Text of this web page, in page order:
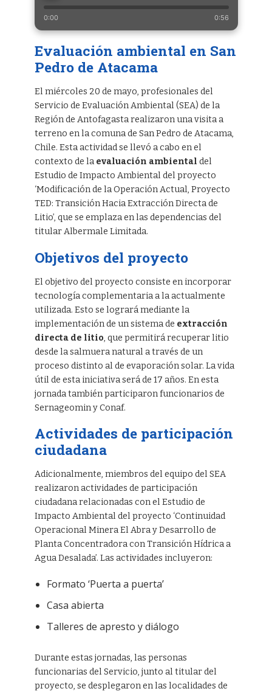
0:00 0:56
Evaluación ambiental en San
Pedro de Atacama
El miércoles 20 de mayo, profesionales del
Servicio de Evaluación Ambiental (SEA) de la
Región de Antofagasta realizaron una visita a
terreno en la comuna de San Pedro de Atacama,
Chile. Esta actividad se llevó a cabo en el
contexto de la evaluación ambiental del
Estudio de Impacto Ambiental del proyecto
‘Modificación de la Operación Actual, Proyecto
TED: Transición Hacia Extracción Directa de
Litio’, que se emplaza en las dependencias del
titular Albermale Limitada.
Objetivos del proyecto
El objetivo del proyecto consiste en incorporar
tecnología complementaria a la actualmente
utilizada. Esto se logrará mediante la
implementación de un sistema de extracción
directa de litio, que permitirá recuperar litio
desde la salmuera natural a través de un
proceso distinto al de evaporación solar. La vida
útil de esta iniciativa será de 17 años. En esta
jornada también participaron funcionarios de
Sernageomin y Conaf.
Actividades de participación
ciudadana
Adicionalmente, miembros del equipo del SEA
realizaron actividades de participación
ciudadana relacionadas con el Estudio de
Impacto Ambiental del proyecto ‘Continuidad
Operacional Minera El Abra y Desarrollo de
Planta Concentradora con Transición Hídrica a
Agua Desalada’. Las actividades incluyeron:
Formato ‘Puerta a puerta’
Casa abierta
Talleres de apresto y diálogo
Durante estas jornadas, las personas
funcionarias del Servicio, junto al titular del
proyecto, se desplegaron en las localidades de